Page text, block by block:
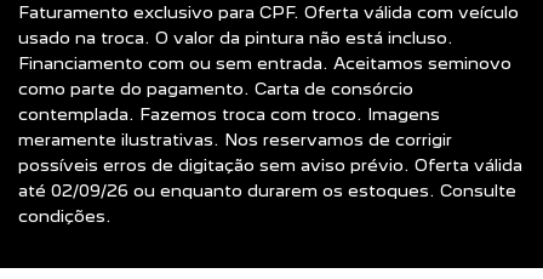
Faturamento exclusivo para CPF. Oferta válida com veículo
usado na troca. O valor da pintura não está incluso.
Financiamento com ou sem entrada. Aceitamos seminovo
como parte do pagamento. Carta de consórcio
contemplada. Fazemos troca com troco. Imagens
meramente ilustrativas. Nos reservamos de corrigir
possíveis erros de digitação sem aviso prévio. Oferta válida
até 02/09/26 ou enquanto durarem os estoques. Consulte
condições.